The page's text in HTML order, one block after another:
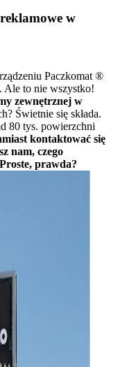
w
Paczkomat ®
to nie wszystko!
zewnętrznej w
Świetnie się składa.
80 tys. powierzchni
kontaktować się
nam, czego
prawda?